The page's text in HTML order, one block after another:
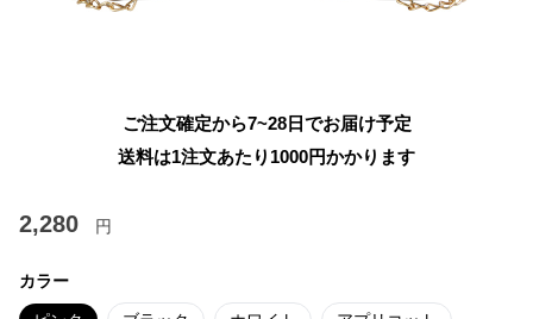
ご注文確定から7~28日でお届け予定
送料は1注文あたり 1000円かかります
2,280 円
カラー